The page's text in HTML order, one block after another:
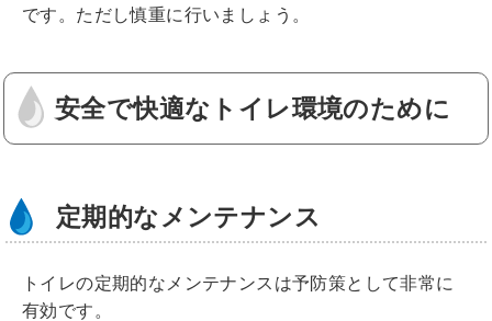
です。ただし慎重に行いましょう。
安全で快適なトイレ環境のために
定期的なメンテナンス
トイレの定期的なメンテナンスは予防策として非常に
有効です。